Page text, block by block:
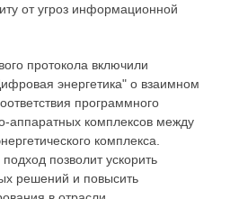
от угроз информационной
протокола включили
энергетика" о взаимном
программного
аппаратных комплексов между
комплекса.
позволит ускорить
решений и повысить